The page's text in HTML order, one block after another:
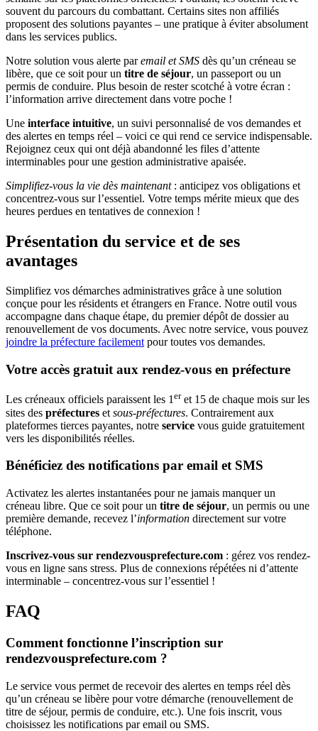
souvent du parcours du combattant. Certains sites non affiliés
proposent des solutions payantes – une pratique à éviter absolument
dans les services publics.
Notre solution vous alerte paremail et SMS dès qu’un créneau se
libère, que ce soit pour un titre de séjour, un passeport ou un
permis de conduire. Plus besoin de rester scotché à votre écran :
l’information arrive directement dans votre poche !
Une interface intuitive, un suivi personnalisé de vos demandes et
des alertes en temps réel – voici ce qui rend ce service indispensable.
Rejoignez ceux qui ont déjà abandonné les files d’attente
interminables pour une gestion administrative apaisée.
Simplifiez-vous la vie dès maintenant: anticipez vos obligations et
concentrez-vous sur l’essentiel. Votre temps mérite mieux que des
heures perdues en tentatives de connexion !
Présentation du service et de ses
avantages
Simplifiez vos démarches administratives grâce à une solution
conçue pour les résidents et étrangers en France. Notre outil vous
accompagne dans chaque étape, du premier dépôt de dossier au
renouvellement de vos documents. Avec notre service, vous pouvez
joindre la préfecture facilement pour toutes vos demandes.
Votre accès gratuit aux rendez-vous en préfecture
Les créneaux officiels paraissent les 1eret 15 de chaque mois sur les
sites des préfectures et sous-préfectures. Contrairement aux
plateformes tierces payantes, notre service vous guide gratuitement
vers les disponibilités réelles.
Bénéficiez des notifications par email et SMS
Activatez les alertes instantanées pour ne jamais manquer un
créneau libre. Que ce soit pour un titre de séjour, un permis ou une
première demande, recevez l’information directement sur votre
téléphone.
Inscrivez-vous sur rendezvousprefecture.com : gérez vos rendez-
vous en ligne sans stress. Plus de connexions répétées ni d’attente
interminable – concentrez-vous sur l’essentiel !
FAQ
Comment fonctionne l’inscription sur
rendezvousprefecture.com ?
Le service vous permet de recevoir des alertes en temps réel dès
qu’un créneau se libère pour votre démarche (renouvellement de
titre de séjour, permis de conduire, etc.). Une fois inscrit, vous
choisissez les notifications par email ou SMS.